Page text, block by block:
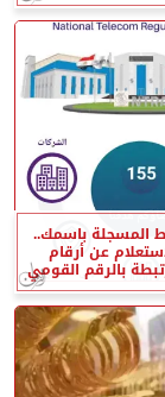
المسجلة باسمك..
عن أرقام
بالرقم القومي